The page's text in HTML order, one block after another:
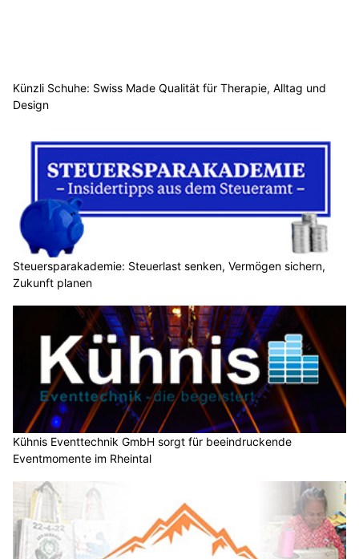
Künzli Schuhe: Swiss Made Qualität für Therapie, Alltag und
Design
Steuersparakademie: Steuerlast senken, Vermögen sichern,
Zukunft planen
Kühnis Eventtechnik GmbH sorgt für beeindruckende
Eventmomente im Rheintal